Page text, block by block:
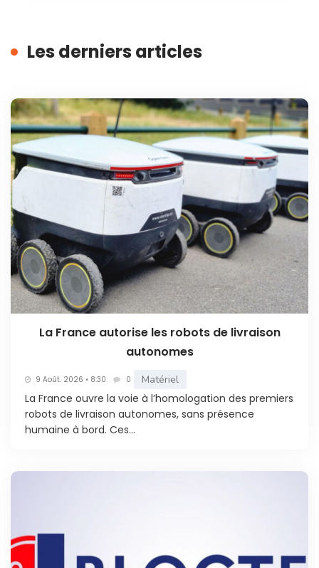
Les derniers articles
La France autorise les robots de livraison
autonomes
9 Août. 2026 • 8:30 0 Matériel
La France ouvre la voie à l’homologation des premiers
robots de livraison autonomes, sans présence
humaine à bord. Ces...